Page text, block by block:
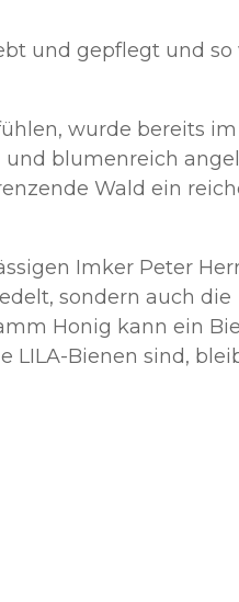
und gepflegt und so
wurde bereits
blumenreich
Wald ein
Imker Peter
sondern auch die
Honig kann ein
LILA-Bienen sind,